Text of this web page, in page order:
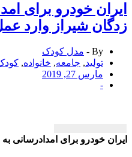
خودرو برای
شیراز وارد عمل
By -
مدل کودک
تولید
,جامعه,خانواده,کودک,
مارس 27, 2019
خودرو برای امدادرسانی به